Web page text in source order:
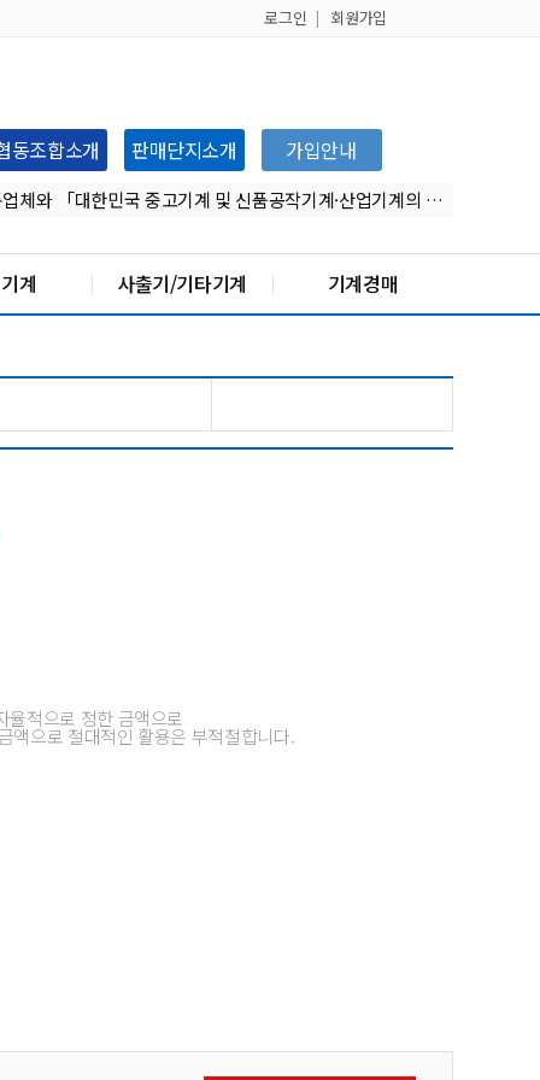
로그인 회원가입
동조합소개 판매단지소개 가입안내
진 협약 체결 안내
인도기계 유통업체와 「대한민국 중고기계 및 신품공작기계·산업기계의 인도 시장 수출 협력」양해각서(MOU) 체결!!
계 사출기/기타기계 기계경매
율적으로 정한 금액으로
액으로 절대적인 활용은 부적절합니다.